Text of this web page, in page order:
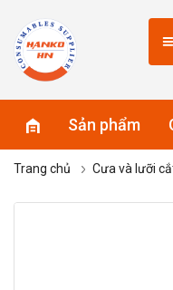
Sản phẩm
Trang chủ Cưa và lưỡi